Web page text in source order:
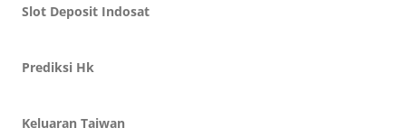
Slot Deposit Indosat
Prediksi Hk
Keluaran Taiwan